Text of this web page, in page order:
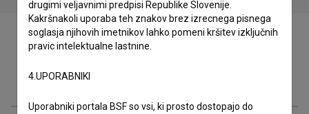
Ekipa
drugimi veljavnimi predpisi Republike Slovenije.
Kakršnakoli uporaba teh znakov brez izrecnega pisnega
soglasja njihovih imetnikov lahko pomeni kršitev izključnih
pravic intelektualne lastnine.
4.UPORABNIKI
Uporabniki portala BSF so vsi, ki prosto dostopajo do